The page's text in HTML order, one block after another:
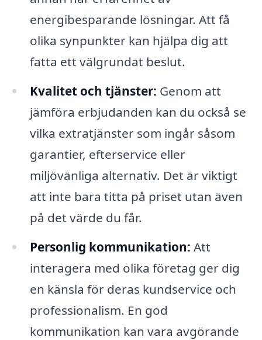
energibesparande lösningar. Att få
olika synpunkter kan hjälpa dig att
fatta ett välgrundat beslut.
Kvalitet och tjänster: Genom att
jämföra erbjudanden kan du också se
vilka extratjänster som ingår såsom
garantier, efterservice eller
miljövänliga alternativ. Det är viktigt
att inte bara titta på priset utan även
på det värde du får.
Personlig kommunikation: Att
interagera med olika företag ger dig
en känsla för deras kundservice och
professionalism. En god
kommunikation kan vara avgörande